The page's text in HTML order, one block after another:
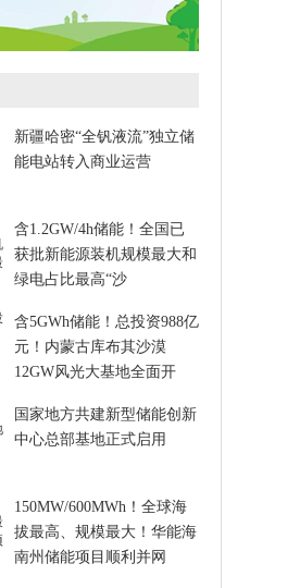
新疆哈密“全钒液流”独立储
能电站转入商业运营​
含1.2GW/4h储能！全国已
获批新能源装机规模最大和
绿电占比最高“沙
含5GWh储能！总投资988亿
元！内蒙古库布其沙漠
12GW风光大基地全面开
国家地方共建新型储能创新
中心总部基地正式启用
150MW/600MWh！全球海
拔最高、规模最大！华能海
南州储能项目顺利并网